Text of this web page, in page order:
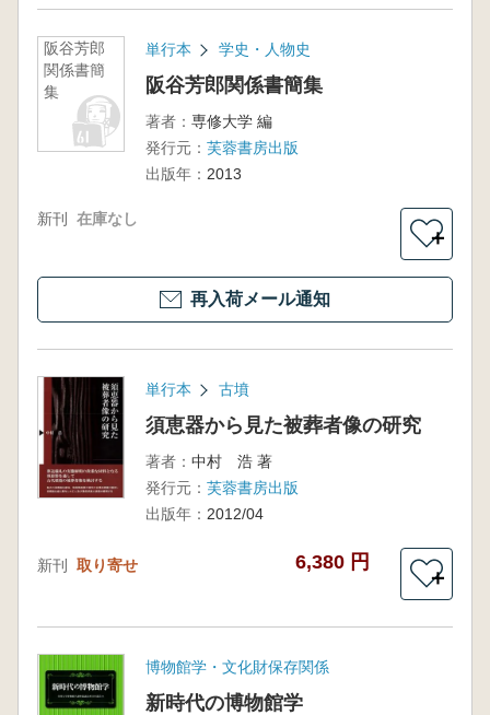
阪谷芳郎
関係書簡
集
単行本 学史・人物史
阪谷芳郎関係書簡集
著者： 専修大学 編
発行元： 芙蓉書房出版
出版年： 2013
新刊 在庫なし
＋
再入荷メール通知
単行本 古墳
須恵器から見た被葬者像の研究
著者： 中村 浩 著
発行元： 芙蓉書房出版
出版年： 2012/04
新刊 取り寄せ 6,380 円
＋
博物館学・文化財保存関係
新時代の博物館学